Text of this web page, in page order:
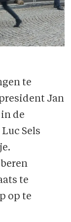
te
Jan
de
Sels
te
op te